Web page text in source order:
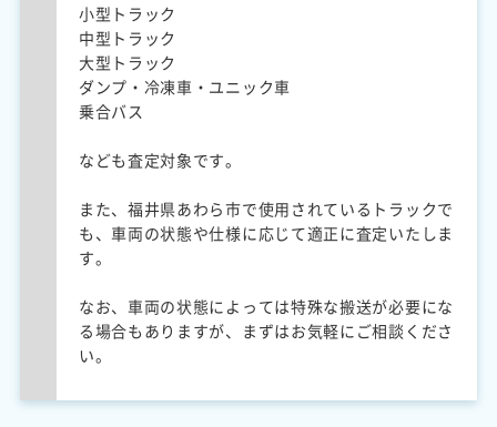
小型トラック
中型トラック
大型トラック
ダンプ・冷凍車・ユニック車
乗合バス
なども査定対象です。
また、福井県あわら市で使用されているトラックで
も、車両の状態や仕様に応じて適正に査定いたしま
す。
なお、車両の状態によっては特殊な搬送が必要にな
る場合もありますが、まずはお気軽にご相談くださ
い。